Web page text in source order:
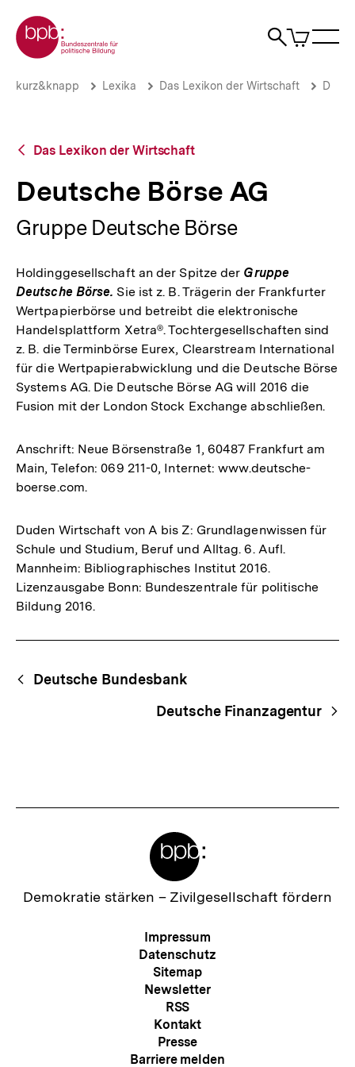
zum
Seiteninhalt
springen
Zur Startseite der bpb
Suche
Artikel
im
Deutsche
bpb.de
Brotkrümelnavigation
Pfadnavigation
kurz&knapp Lexika Das Lexikon der Wirtschaft D
Zurück
Übersicht
Das Lexikon der Wirtschaft
Deutsche Börse AG
Gruppe Deutsche Börse
Holdinggesellschaft an der Spitze der Gruppe
Deutsche Börse. Sie ist z. B. Trägerin der Frankfurter
Wertpapierbörse und betreibt die elektronische
Handelsplattform Xetra®. Tochtergesellschaften sind
z. B. die Terminbörse Eurex, Clearstream International
für die Wertpapierabwicklung und die Deutsche Börse
Systems AG. Die Deutsche Börse AG will 2016 die
Fusion mit der London Stock Exchange abschließen.
Anschrift: Neue Börsenstraße 1, 60487 Frankfurt am
Main, Telefon: 069 211-0, Internet: www.deutsche-
boerse.com.
Duden Wirtschaft von A bis Z: Grundlagenwissen für
Schule und Studium, Beruf und Alltag. 6. Aufl.
Mannheim: Bibliographisches Institut 2016.
Lizenzausgabe Bonn: Bundeszentrale für politische
Bildung 2016.
Begriffsnavigation
Content-
Navigation
Deutsche Bundesbank
Deutsche Finanzagentur
Zur
Demokratie stärken – Zivilgesellschaft fördern
Meta-
Navigation
Impressum
Datenschutz
Sitemap
Newsletter
RSS
Kontakt
Presse
Barriere melden